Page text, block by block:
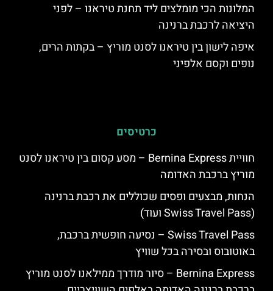
המלונות הכי מומלצים ליד תחנת טיראנו – לפני
היציאה לרכבת ברנינה
איפה לישון בין טיראנו לסנט מוריץ – בקתות הרים,
נופים וקסם אלפיני
כרטיסים
חוויית Bernina Express – מסע קסום בין טיראנו לסנט
מוריץ ברכבת האדומה
הנחות, מבצעים ופסים שכוללים את רכבת ברנינה
(Swiss Travel Pass ועוד)
Swiss Travel Pass – נסיעה חופשית ברכבת,
באוטובוס ובסירה בכל שוויץ
Bernina Express – סיור מודרך ממילאנו לסנט מוריץ